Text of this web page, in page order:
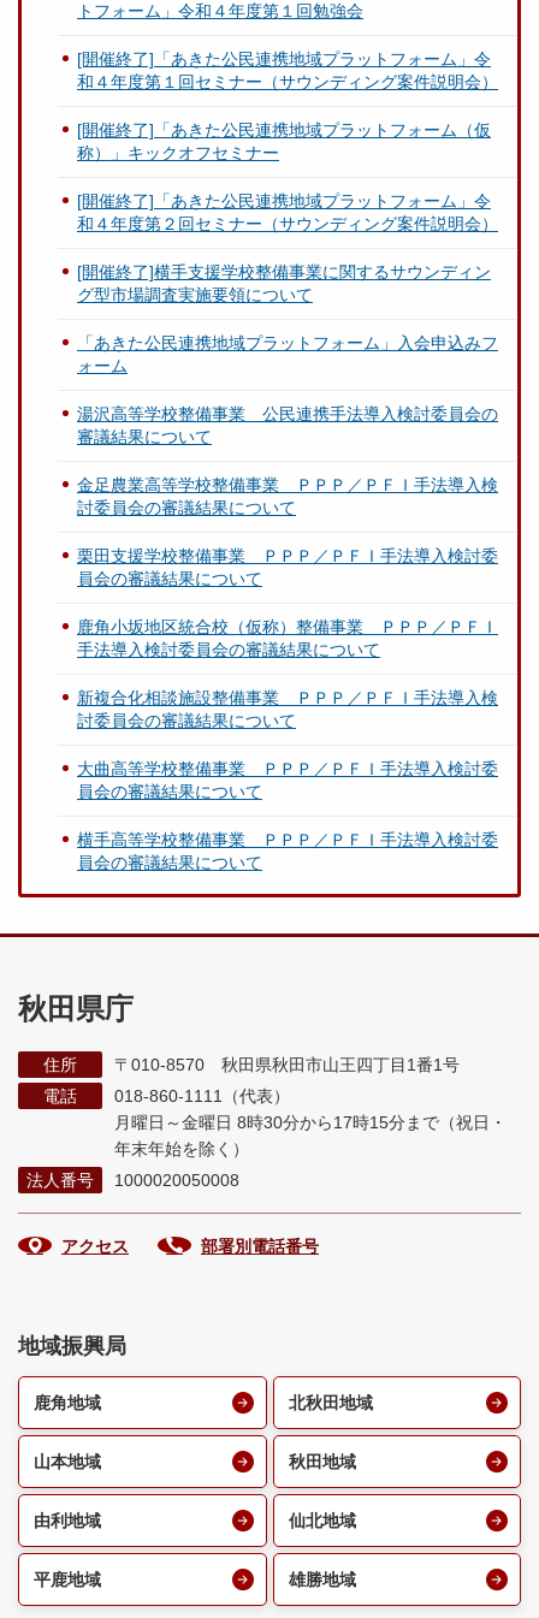
トフォーム」令和４年度第１回勉強会
[開催終了]「あきた公民連携地域プラットフォーム」令
和４年度第１回セミナー（サウンディング案件説明会）
[開催終了]「あきた公民連携地域プラットフォーム（仮
称）」キックオフセミナー
[開催終了]「あきた公民連携地域プラットフォーム」令
和４年度第２回セミナー（サウンディング案件説明会）
[開催終了]横手支援学校整備事業に関するサウンディン
グ型市場調査実施要領について
「あきた公民連携地域プラットフォーム」入会申込みフ
ォーム
湯沢高等学校整備事業 公民連携手法導入検討委員会の
審議結果について
金足農業高等学校整備事業 ＰＰＰ／ＰＦＩ手法導入検
討委員会の審議結果について
栗田支援学校整備事業 ＰＰＰ／ＰＦＩ手法導入検討委
員会の審議結果について
鹿角小坂地区統合校（仮称）整備事業 ＰＰＰ／ＰＦＩ
手法導入検討委員会の審議結果について
新複合化相談施設整備事業 ＰＰＰ／ＰＦＩ手法導入検
討委員会の審議結果について
大曲高等学校整備事業 ＰＰＰ／ＰＦＩ手法導入検討委
員会の審議結果について
横手高等学校整備事業 ＰＰＰ／ＰＦＩ手法導入検討委
員会の審議結果について
秋田県庁
住所
〒010-8570 秋田県秋田市山王四丁目1番1号
電話
018-860-1111（代表）
月曜日～金曜日 8時30分から17時15分まで （祝日・
年末年始を除く）
法人番号
1000020050008
アクセス 部署別電話番号
地域振興局
鹿角地域 北秋田地域
山本地域 秋田地域
由利地域 仙北地域
平鹿地域 雄勝地域